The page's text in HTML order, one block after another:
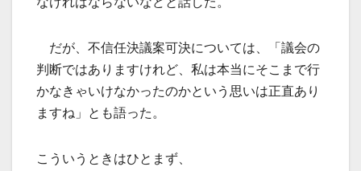
だが、不信任決議案可決については、「議会の
判断ではありますけれど、私は本当にそこまで行
かなきゃいけなかったのかという思いは正直あり
ますね」とも語った。
こういうときはひとまず、